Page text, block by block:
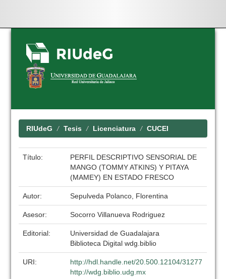
Skip
navigation
RIUdeG Tesis Licenciatura CUCEI
Título:
PERFIL DESCRIPTIVO SENSORIAL DE
MANGO (TOMMY ATKINS) Y PITAYA
(MAMEY) EN ESTADO FRESCO
Autor: Sepulveda Polanco, Florentina
Asesor: Socorro Villanueva Rodriguez
Editorial:
Universidad de Guadalajara
Biblioteca Digital wdg.biblio
URI:
http://hdl.handle.net/20.500.12104/31277
http://wdg.biblio.udg.mx